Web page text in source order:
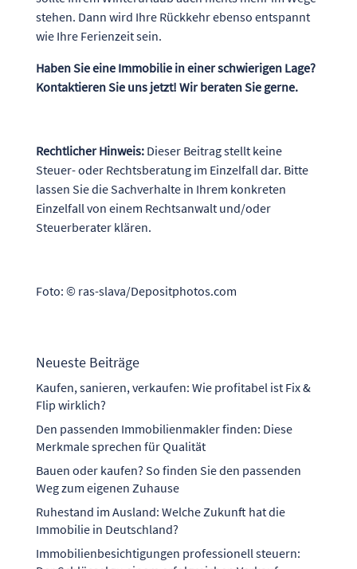
stehen. Dann wird Ihre Rückkehr ebenso entspannt
wie Ihre Ferienzeit sein.
Haben Sie eine Immobilie in einer schwierigen Lage?
Kontaktieren Sie uns jetzt! Wir beraten Sie gerne.
Rechtlicher Hinweis:Dieser Beitrag stellt keine
Steuer- oder Rechtsberatung im Einzelfall dar. Bitte
lassen Sie die Sachverhalte in Ihrem konkreten
Einzelfall von einem Rechtsanwalt und/oder
Steuerberater klären.
Foto: © ras-slava/Depositphotos.com
Neueste Beiträge
Kaufen, sanieren, verkaufen: Wie profitabel ist Fix &
Flip wirklich?
Den passenden Immobilienmakler finden: Diese
Merkmale sprechen für Qualität
Bauen oder kaufen? So finden Sie den passenden
Weg zum eigenen Zuhause
Ruhestand im Ausland: Welche Zukunft hat die
Immobilie in Deutschland?
Immobilienbesichtigungen professionell steuern: